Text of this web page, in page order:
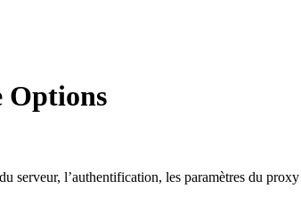
Options
l’authentification, les paramètres du